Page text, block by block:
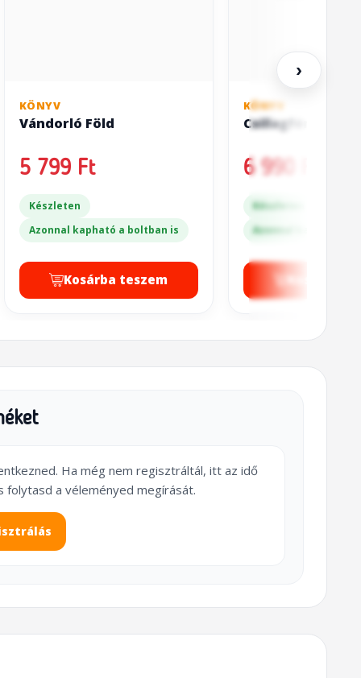
KÖNYV
Vándorló Föld
5 799 Ft
Készleten
Azonnal kapható a boltban is
Kosárba teszem
KÖNYV
Csillagfény
6 990 Ft
Készleten
Azonnal kapható a
›
Ha még nem regisztráltál, itt az idő
a véleményed megírását.